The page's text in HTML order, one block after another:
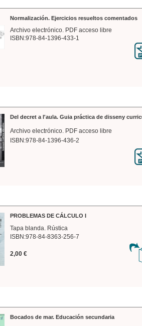
Normalización. Ejercicios resueltos comentados
Archivo electrónico. PDF acceso libre
ISBN:978-84-1396-433-1
Del decret a l'aula. Guia práctica de disseny
Archivo electrónico. PDF acceso libre
ISBN:978-84-1396-436-2
PROBLEMAS DE CÁLCULO I
Tapa blanda. Rústica
ISBN:978-84-8363-256-7
2,00 €
Bocados de mar. Educación secundaria